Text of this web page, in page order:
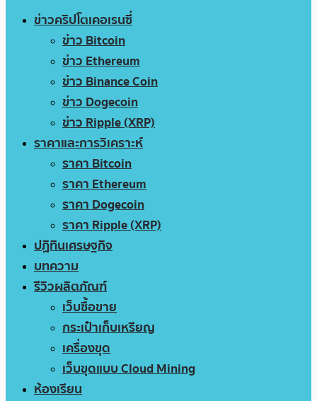
ข่าวคริปโตเคอเรนซี่
ข่าว Bitcoin
ข่าว Ethereum
ข่าว Binance Coin
ข่าว Dogecoin
ข่าว Ripple (XRP)
ราคาและการวิเคราะห์
ราคา Bitcoin
ราคา Ethereum
ราคา Dogecoin
ราคา Ripple (XRP)
ปฏิทินเศรษฐกิจ
บทความ
รีวิวผลิตภัณฑ์
เว็บซื้อขาย
กระเป๋าเก็บเหรียญ
เครื่องขุด
เว็บขุดแบบ Cloud Mining
ห้องเรียน